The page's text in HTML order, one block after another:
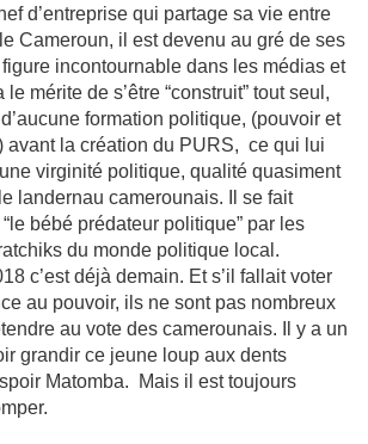
d’entreprise qui partage sa vie entre
Cameroun, il est devenu au gré de ses
incontournable dans les médias et
mérite de s’être “construit” tout seul,
formation politique, (pouvoir et
avant la création du PURS, ce qui lui
virginité politique, qualité quasiment
landernau camerounais. Il se fait
bébé prédateur politique” par les
du monde politique local.
c’est déjà demain. Et s’il fallait voter
au pouvoir, ils ne sont pas nombreux
au vote des camerounais. Il y a un
grandir ce jeune loup aux dents
Matomba. Mais il est toujours